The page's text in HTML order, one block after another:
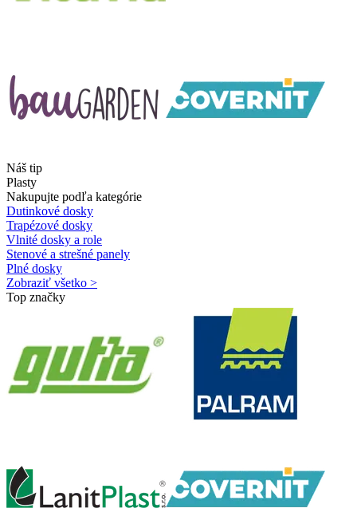
Náš tip
Plasty
Nakupujte podľa kategórie
Dutinkové dosky
Trapézové dosky
Vlnité dosky a role
Stenové a strešné panely
Plné dosky
Zobraziť všetko >
Top značky